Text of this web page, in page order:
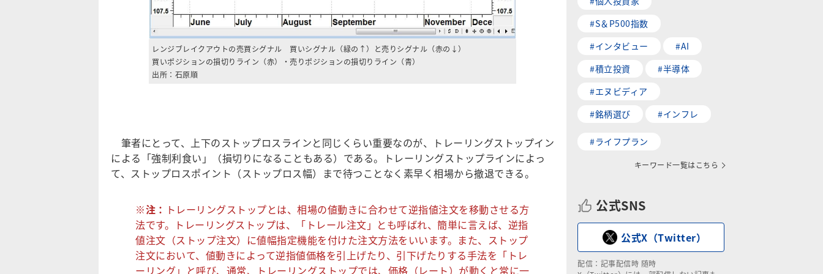
レンジブレイクアウトの売買シグナル 買いシグナル（緑の↑）と売りシグナル（赤の↓）
買いポジションの損切りライン（赤）・売りポジションの損切りライン（青）
出所：石原順
筆者にとって、上下のストップロスラインと同じくらい重要なのが、トレーリングストップイン
による「強制利食い」（損切りになることもある）である。トレーリングストップラインによっ
て、ストップロスポイント（ストップロス幅）まで待つことなく素早く相場から撤退できる。
※注： トレーリングストップとは、相場の値動きに合わせて逆指値注文を移動させる方
法です。トレーリングストップは、「トレール注文」とも呼ばれ、簡単に言えば、逆指
値注文（ストップ注文）に値幅指定機能を付けた注文方法をいいます。また、ストップ
注文において、値動きによって逆指値価格を引上げたり、引下げたりする手法を「トレ
ーリング」と呼び、通常、トレーリングストップでは、価格（レート）が動くと常に一
#S＆P500指数
#インタビュー
#AI
#積立投資
#半導体
#エヌビディア
#銘柄選び
#インフレ
#ライフプラン
キーワード一覧はこちら
公式SNS
公式X（Twitter）
配信：記事配信時 随時